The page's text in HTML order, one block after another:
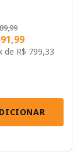
de R$ 799,33